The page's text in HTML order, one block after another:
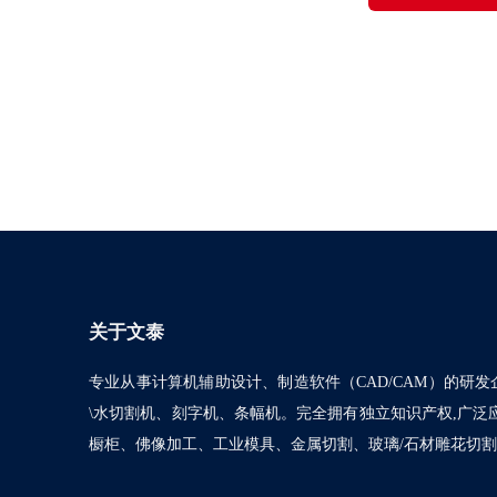
关于文泰
专业从事计算机辅助设计、制造软件（CAD/CAM）的研
\水切割机、刻字机、条幅机。完全拥有独立知识产权,广
橱柜、佛像加工、工业模具、金属切割、玻璃/石材雕花切